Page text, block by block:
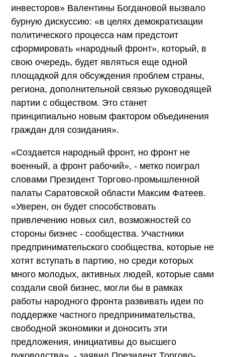
инвесторов» Валентины Богдановой вызвало
бурную дискуссию: «в целях демократизации
политического процесса нам предстоит
сформировать «народный фронт», который, в
свою очередь, будет являться еще одной
площадкой для обсуждения проблем страны,
региона, дополнительной связью руководящей
партии с обществом. Это станет
принципиально новым фактором объединения
граждан для созидания».
«Создается народный фронт, но фронт не
военный, а фронт рабочий», - метко поиграл
словами Президент Торгово-промышленной
палаты Саратовской области Максим Фатеев.
«Уверен, он будет способствовать
привлечению новых сил, возможностей со
стороны бизнес - сообщества. Участники
предпринимательского сообщества, которые не
хотят вступать в партию, но среди которых
много молодых, активных людей, которые сами
создали свой бизнес, могли бы в рамках
работы народного фронта развивать идеи по
поддержке частного предпринимательства,
свободной экономики и доносить эти
предложения, инициативы до высшего